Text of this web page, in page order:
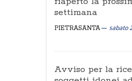
settimana
PIETRASANTA sabato
Avviso per la